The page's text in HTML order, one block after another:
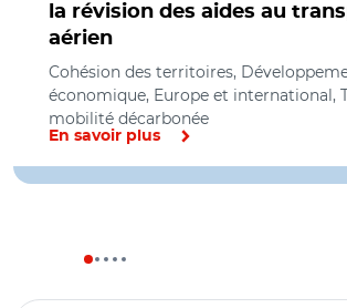
la révision des aides au
aérien
Cohésion des territoires,
économique, Europe et international,
mobilité décarbonée
En savoir plus